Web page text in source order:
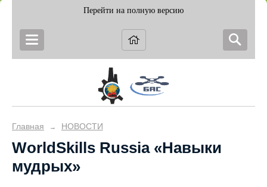
Перейти на полную версию
Главная → НОВОСТИ
WorldSkills Russia «Навыки
мудрых»